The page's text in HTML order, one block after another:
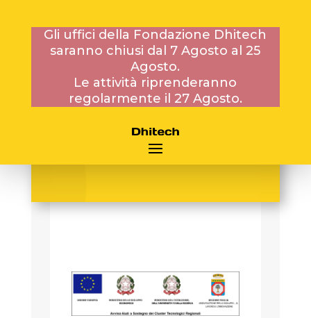
Gli uffici della Fondazione Dhitech
saranno chiusi dal 7 Agosto al 25
Agosto.
Le attività riprenderanno
regolarmente il 27 Agosto.
PROGETTI REGIONALI
NANOAPULIA –
NANOFOTOCATALIZZATORI
PER UN’ATMOSFERA
PIÙ PULITA